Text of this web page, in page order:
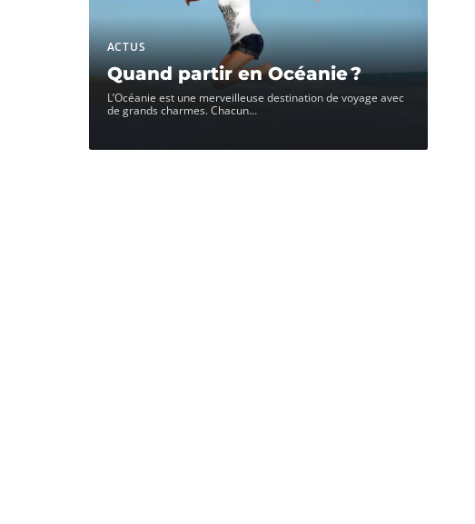
ACTUS
Quand partir en Océanie ?
L’Océanie est une merveilleuse destination de voyage avec
de grands charmes. Chacun…